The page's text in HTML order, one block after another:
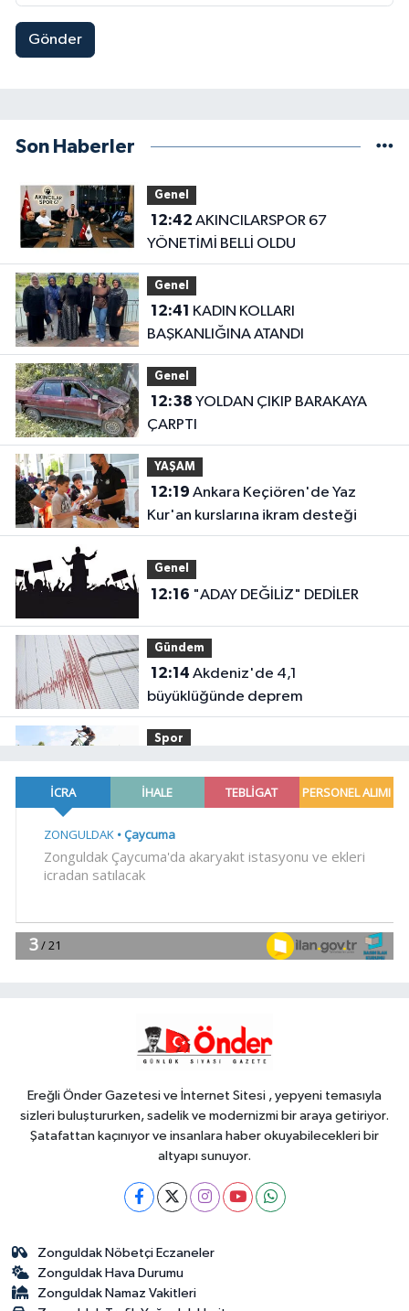
Gönder
Son Haberler
Genel
12:42
YÖNETİMİ BELLİ OLDU
Genel
12:41
BAŞKANLIĞINA ATANDI
Genel
12:38
ÇARPTI
YAŞAM
12:19
Kur'an kurslarına ikram desteği
Genel
12:16 "ADAY DEĞİLİZ" DEDİLER
Gündem
12:14
büyüklüğünde deprem
Spor
heyecanı başladı
12:08Derince'ye 120 yataklı sağlık
11:58
hem öğreniyor hem eğleniyor
Ereğli Önder Gazetesi ve İnternet Sitesi , yepyeni temasıyla
sizleri buluştururken, sadelik ve modernizmi bir araya getiriyor.
Şatafattan kaçınıyor ve insanlara haber okuyabilecekleri bir
altyapı sunuyor.
Zonguldak Nöbetçi Eczaneler
Zonguldak Hava Durumu
Zonguldak Namaz Vakitleri